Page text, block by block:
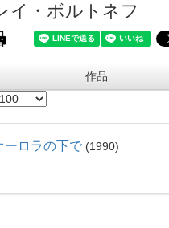
イ・ボルトネフ
作品
ーロラの下で 1990